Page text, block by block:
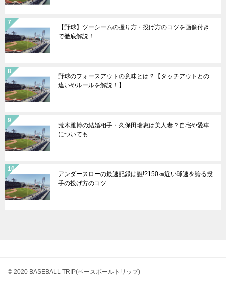
【野球】ツーシームの握り方・投げ方のコツを画像付き
で徹底解説！
野球のフォースアウトの意味とは？【タッチアウトとの
違いやルールを解説！】
荒木雅博の結婚相手・久保田瑞恵は美人妻？自宅や愛車
についても
アンダースローの最速記録は誰!?150㎞近い球速を誇る投
手の投げ方のコツ
© 2020 BASEBALL TRIP(ベースボールトリップ)